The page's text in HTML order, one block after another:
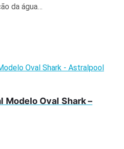
da água…
Modelo Oval Shark –